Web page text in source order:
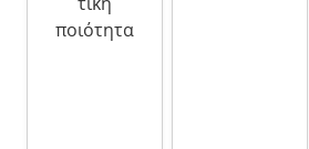
ποιότητα